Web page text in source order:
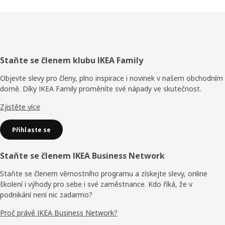
Zápatí
Staňte se členem klubu IKEA Family
Objevte slevy pro členy, plno inspirace i novinek v našem obchodním
domě. Díky IKEA Family proměníte své nápady ve skutečnost.
Zjistěte více
Přihlaste se
Staňte se členem IKEA Business Network
Staňte se členem věrnostního programu a získejte slevy, online
školení i výhody pro sebe i své zaměstnance. Kdo říká, že v
podnikání není nic zadarmo?
Proč právě IKEA Business Network?